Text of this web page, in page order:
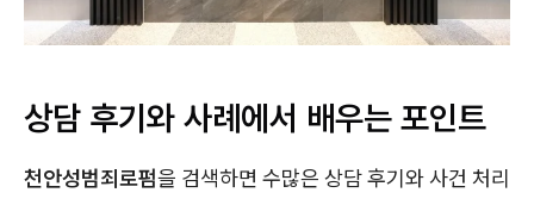
상담 후기와 사례에서 배우는 포인트
천안성범죄로펌을 검색하면 수많은 상담 후기와 사건 처리